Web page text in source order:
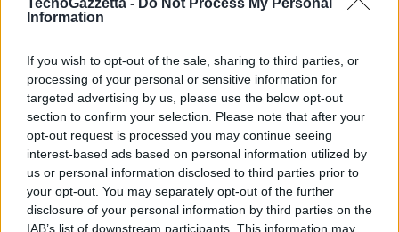
TecnoGazzetta - Do Not Process My Personal
Information
If you wish to opt-out of the sale, sharing to third parties, or
processing of your personal or sensitive information for
targeted advertising by us, please use the below opt-out
section to confirm your selection. Please note that after your
opt-out request is processed you may continue seeing
interest-based ads based on personal information utilized by
us or personal information disclosed to third parties prior to
your opt-out. You may separately opt-out of the further
disclosure of your personal information by third parties on the
IAB’s list of downstream participants. This information may
globale alle offerte M2M e la costruzione di un ecosistema di partner
selezionati per generare benefici per i nostri clienti.”
Networks Ericsson, afferma: “Siamo entusiasti di collaborare con
Orange e di realizzare insieme a loro la nostra visione della
Networked Society, che prevede nei prossimi anni il raggiungimento
dei potenziali 50 miliardi di dispositivi connessi. La Device
Connection Platform di Ericsson rappresenta un elemento chiave
perché questa nostra visione si realizzi, che beneficia della nostra
competenza in Ricerca&Sviluppo e in cui noi investiamo fortemente.
Orange inoltre beneficerà della forte presenza locale di Ericsson e, al